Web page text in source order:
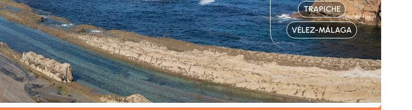
TRAPICHE
VÉLEZ-MÁLAGA